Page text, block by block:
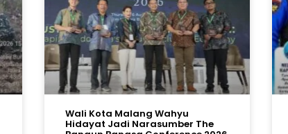
Wali Kota Malang Wahyu
Hidayat Jadi Narasumber The